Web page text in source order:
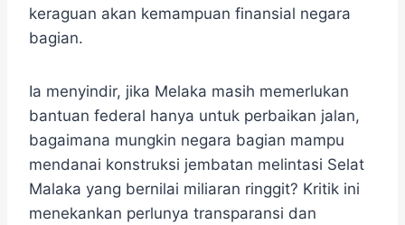
keraguan akan kemampuan finansial negara
bagian.
Ia menyindir, jika Melaka masih memerlukan
bantuan federal hanya untuk perbaikan jalan,
bagaimana mungkin negara bagian mampu
mendanai konstruksi jembatan melintasi Selat
Malaka yang bernilai miliaran ringgit? Kritik ini
menekankan perlunya transparansi dan